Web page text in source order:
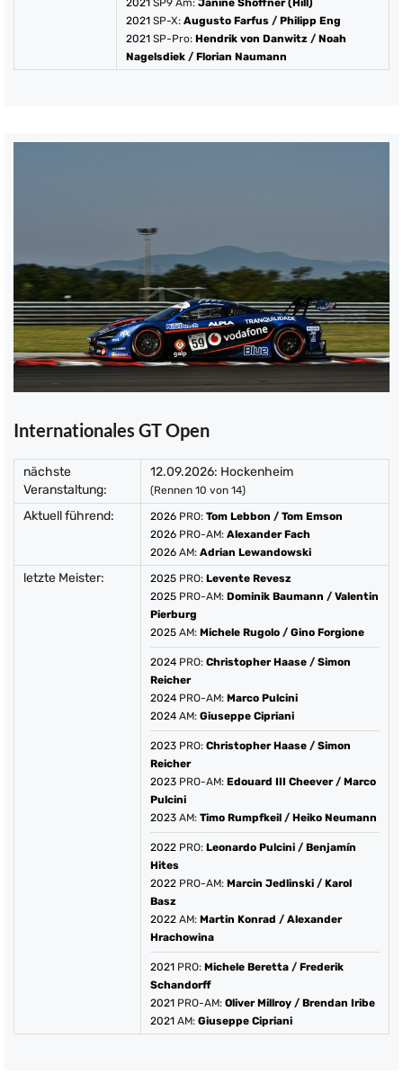
2021 SP-X: Augusto Farfus / Philipp Eng
2021 SP-Pro: Hendrik von Danwitz / Noah
Nagelsdiek / Florian Naumann
Internationales GT Open
nächste
Veranstaltung:
12.09.2026: Hockenheim
(Rennen 10 von 14)
Aktuell führend: 2026 PRO: Tom Lebbon / Tom Emson
2026 PRO-AM: Alexander Fach
2026 AM: Adrian Lewandowski
letzte Meister: 2025 PRO: Levente Revesz
2025 PRO-AM: Dominik Baumann / Valentin
Pierburg
2025 AM: Michele Rugolo / Gino Forgione
2024 PRO: Christopher Haase / Simon
Reicher
2024 PRO-AM: Marco Pulcini
2024 AM: Giuseppe Cipriani
2023 PRO: Christopher Haase / Simon
Reicher
2023 PRO-AM: Edouard III Cheever/ Marco
Pulcini
2023 AM: Timo Rumpfkeil / Heiko Neumann
2022 PRO: Leonardo Pulcini / Benjamín
Hites
2022 PRO-AM: Marcin Jedlinski / Karol
Basz
2022 AM: Martin Konrad / Alexander
Hrachowina
2021 PRO: Michele Beretta / Frederik
Schandorff
2021 PRO-AM: Oliver Millroy / Brendan Iribe
2021 AM: Giuseppe Cipriani